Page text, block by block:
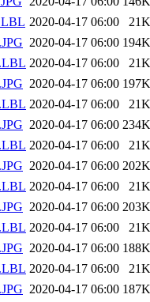
2020-04-17 06:00
21K
2020-04-17 06:00 194K
2020-04-17 06:00
21K
2020-04-17 06:00 197K
2020-04-17 06:00
21K
2020-04-17 06:00 234K
2020-04-17 06:00
21K
2020-04-17 06:00 202K
2020-04-17 06:00
21K
2020-04-17 06:00 203K
2020-04-17 06:00
21K
2020-04-17 06:00 188K
2020-04-17 06:00
21K
2020-04-17 06:00 187K